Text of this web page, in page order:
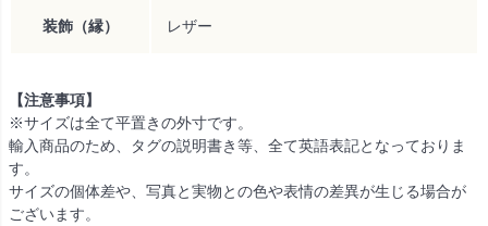
装飾（縁） レザー
【注意事項】
※サイズは全て平置きの外寸です。
輸入商品のため、タグの説明書き等、全て英語表記となっておりま
す。
サイズの個体差や、写真と実物との色や表情の差異が生じる場合が
ございます。